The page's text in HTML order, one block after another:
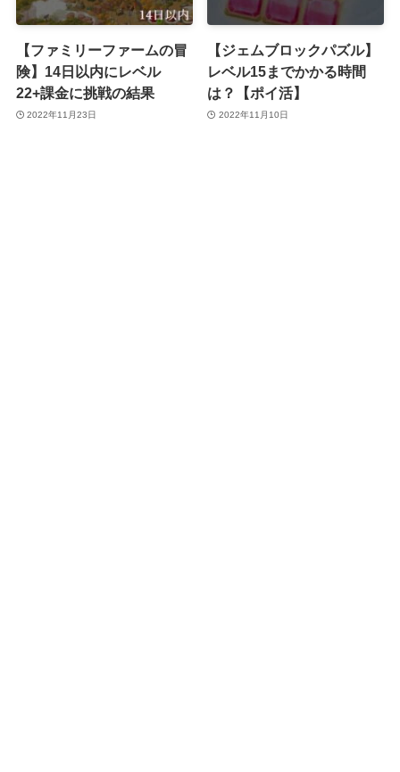
【ファミリーファームの冒
険】14日以内にレベル
22+課金に挑戦の結果
2022年11月23日
【ジェムブロックパズル】
レベル15までかかる時間
は？【ポイ活】
2022年11月10日